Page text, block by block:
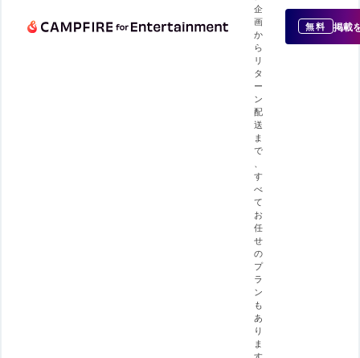
企
画
か
ら
リ
タ
ー
ン
配
送
ま
で
す
べ
て
お
任
せ
の
プ
ラ
ン
も
あ
り
ま
す
無料 掲載